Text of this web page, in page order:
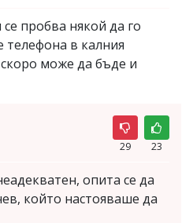
пробва някой да го
телефона в калния
може да бъде и
29 23
опита се да
който настояваше да